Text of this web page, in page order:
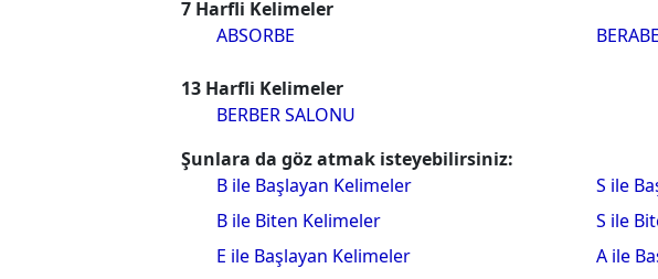
7 Harfli Kelimeler
ABSORBE
13 Harfli Kelimeler
BERBER SALONU
Şunlara da göz atmak isteyebilirsiniz:
B ile Başlayan Kelimeler
B ile Biten Kelimeler
E ile Başlayan Kelimeler
S ile
S ile
A ile